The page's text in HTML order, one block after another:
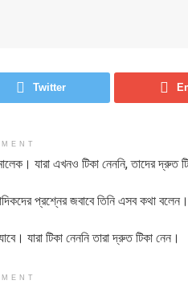
Twitter
যারা এখনও টিকা নেননি, তাদের দ্রুত
প্রশ্নের জবাবে তিনি এসব কথা বলেন।
যারা টিকা নেননি তারা দ্রুত টিকা নেন।